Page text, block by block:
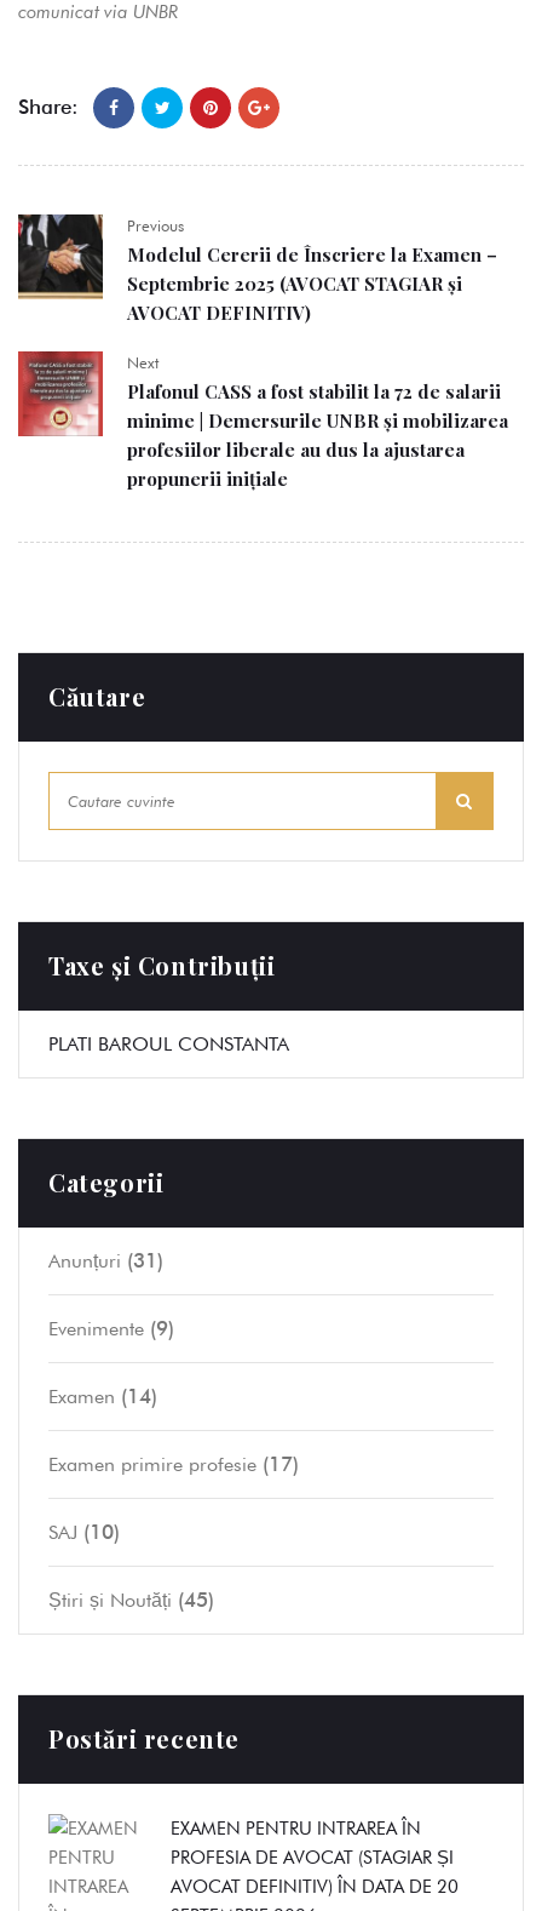
comunicat via UNBR
Share:
Previous
Modelul Cererii de Înscriere la Examen –
Septembrie 2025 (AVOCAT STAGIAR și
AVOCAT DEFINITIV)
Next
Plafonul CASS a fost stabilit la 72 de salarii
minime | Demersurile UNBR și mobilizarea
profesiilor liberale au dus la ajustarea
propunerii inițiale
Căutare
Taxe și Contribuții
PLATI BAROUL CONSTANTA
Categorii
Anunțuri (31)
Evenimente (9)
Examen (14)
Examen primire profesie (17)
SAJ (10)
Știri și Noutăți (45)
Postări recente
EXAMEN PENTRU INTRAREA ÎN
PROFESIA DE AVOCAT (STAGIAR ȘI
AVOCAT DEFINITIV) ÎN DATA DE 20